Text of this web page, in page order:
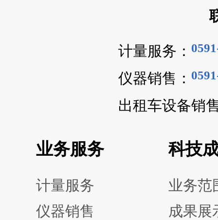
计量服务：
仪器销售：
出租车设备销
业务服务
计量服务
仪器销售
科技
业务范
成果展